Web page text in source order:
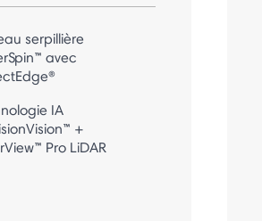
serpillière
avec
IA
+
Pro LiDAR